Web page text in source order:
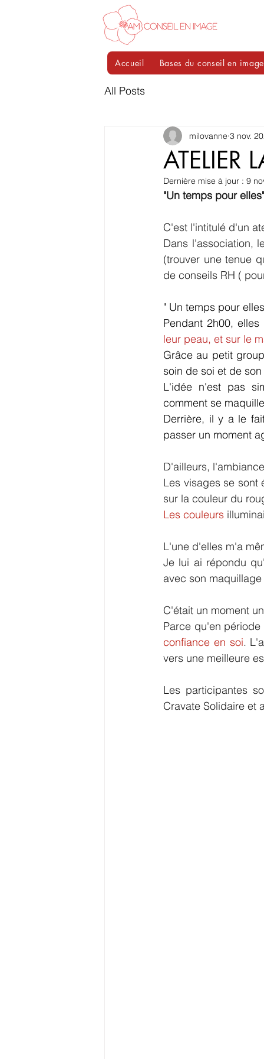
Accueil Bases du conseil en image
All Posts
ATELIER
milovanne 3 nov.
Dernière mise à jour : 9
"Un temps pour elles"
C'est l'intitulé d'un
Dans l'association,
(trouver une tenue
de conseils RH (
" Un temps pour
Pendant 2h00,
leur peau, et sur le
Grâce au petit
soin de soi et de
L'idée n'est pas
comment se
Derrière, il y a le
passer un moment
D'ailleurs,
Les visages se sont
sur la couleur du
Les couleurs
L'une d'elles m'a
Je lui ai répondu
avec son
C'était un moment
confiance en soi.
vers une meilleure
Les participantes
Cravate Solidaire et